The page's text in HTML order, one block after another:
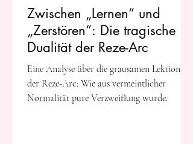
Zwischen „Lernen“ und
„Zerstören“: Die tragische
Dualität der Reze-Arc
Eine Analyse über die grausamen Lektionen
der Reze-Arc: Wie aus vermeintlicher
Normalität pure Verzweiflung wurde.